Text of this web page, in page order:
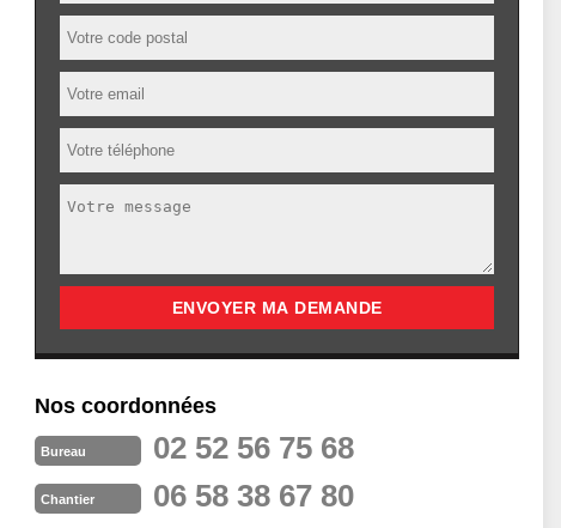
Nos coordonnées
Bureau 02 52 56 75 68
Chantier 06 58 38 67 80